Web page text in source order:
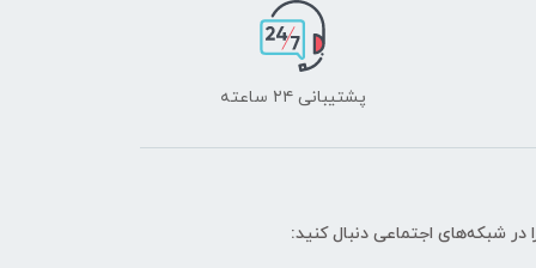
پشتیبانی ۲۴ ساعته
در شبکه‌های اجتماعی دنبال کنید: